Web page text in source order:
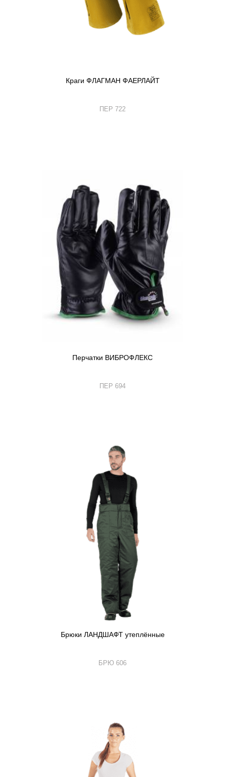
Краги ФЛАГМАН ФАЕРЛАЙТ
ПЕР 722
Перчатки ВИБРОФЛЕКС
ПЕР 694
Брюки ЛАНДШАФТ утеплённые
БРЮ 606